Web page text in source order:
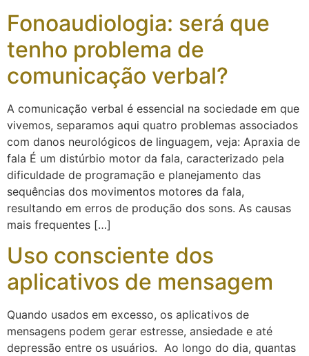
Fonoaudiologia: será que
tenho problema de
comunicação verbal?
A comunicação verbal é essencial na sociedade em que
vivemos, separamos aqui quatro problemas associados
com danos neurológicos de linguagem, veja: Apraxia de
fala É um distúrbio motor da fala, caracterizado pela
dificuldade de programação e planejamento das
sequências dos movimentos motores da fala,
resultando em erros de produção dos sons. As causas
mais frequentes […]
Uso consciente dos
aplicativos de mensagem
Quando usados em excesso, os aplicativos de
mensagens podem gerar estresse, ansiedade e até
depressão entre os usuários. Ao longo do dia, quantas